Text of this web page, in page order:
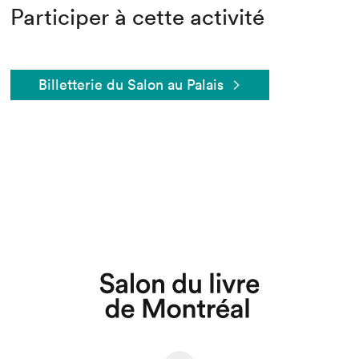
Participer à cette activité
Billetterie du Salon au Palais